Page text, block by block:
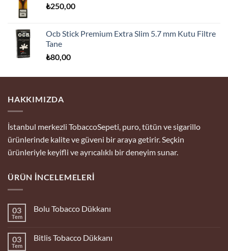
₺250,00
Ocb Stick Premium Extra Slim 5.7 mm Kutu Filtre
Tane
₺80,00
HAKKIMIZDA
İstanbul merkezli TobaccoSepeti, puro, tütün ve sigarillo
ürünlerinde kalite ve güveni bir araya getirir. Seçkin
ürünleriyle keyifli ve ayrıcalıklı bir deneyim sunar.
ÜRÜN İNCELEMELERI
03
Tem
Bolu Tobacco Dükkanı
Tobacco
03
Tem
Bitlis Tobacco Dükkanı